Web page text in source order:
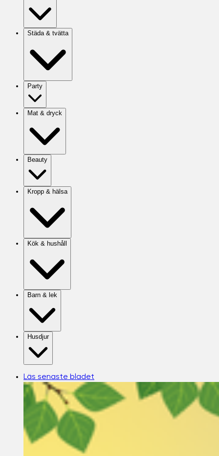
Städa & tvätta
Party
Mat & dryck
Beauty
Kropp & hälsa
Kök & hushåll
Barn & lek
Husdjur
Läs senaste bladet